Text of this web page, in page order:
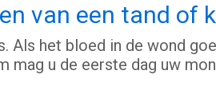
van een tand of
het bloed in de wond
u de eerste dag uw